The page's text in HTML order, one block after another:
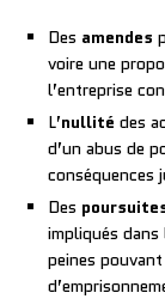
Des amendes
voire une
l’entreprise
L’nullité des
d’un abus de
conséquences
Des
impliqués
peines